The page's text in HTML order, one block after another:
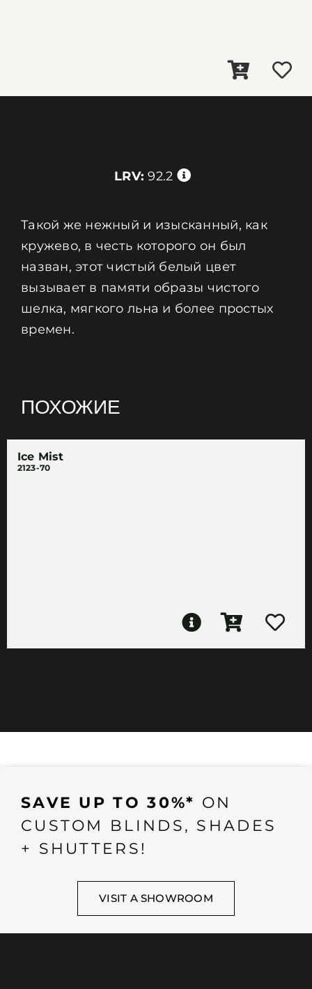
LRV: 92.2
Такой же нежный и изысканный, как
кружево, в честь которого он был
назван, этот чистый белый цвет
вызывает в памяти образы чистого
шелка, мягкого льна и более простых
времен.
ПОХОЖИЕ
Ice Mist
2123-70
SAVE UP TO 30%* ON
CUSTOM BLINDS, SHADES
+ SHUTTERS!
VISIT A SHOWROOM